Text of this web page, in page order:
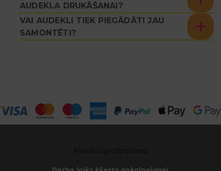
AUDEKLA DRUKĀŠANAI?
VAI AUDEKLI TIEK PIEGĀDĀTI JAU
SAMONTĒTI?
Darba laiks klientu apkalpošanai